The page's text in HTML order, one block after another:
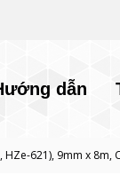
dẫn
HZe-621), 9mm x 8m,